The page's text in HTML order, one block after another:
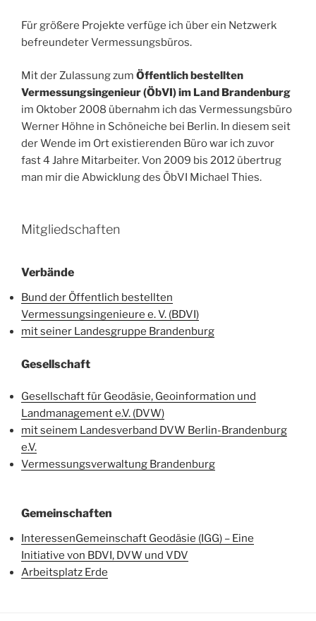
Für größere Projekte verfüge ich über ein Netzwerk
befreundeter Vermessungsbüros.
Mit der Zulassung zum Öffentlich bestellten
Vermessungsingenieur (ÖbVI) im Land Brandenburg
im Oktober 2008 übernahm ich das Vermessungsbüro
Werner Höhne in Schöneiche bei Berlin. In diesem seit
der Wende im Ort existierenden Büro war ich zuvor
fast 4 Jahre Mitarbeiter. Von 2009 bis 2012 übertrug
man mir die Abwicklung des ÖbVI Michael Thies.
Mitgliedschaften
Verbände
Bund der Öffentlich bestellten
Vermessungsingenieure e. V. (BDVI)
mit seiner Landesgruppe Brandenburg
Gesellschaft
Gesellschaft für Geodäsie, Geoinformation und
Landmanagement e.V. (DVW)
mit seinem Landesverband DVW Berlin-Brandenburg
e.V.
Vermessungsverwaltung Brandenburg
Gemeinschaften
InteressenGemeinschaft Geodäsie (IGG) – Eine
Initiative von BDVI, DVW und VDV
Arbeitsplatz Erde